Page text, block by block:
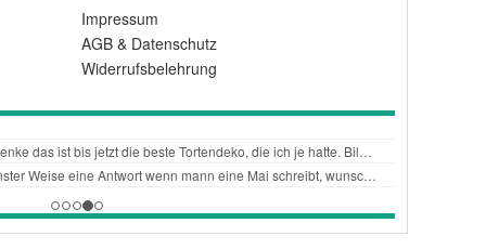
Impressum
AGB & Datenschutz
Widerrufsbelehrung